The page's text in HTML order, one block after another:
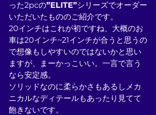
った2pcの”ELITE”シリーズでオーダー
いただいたもののご紹介です。
20インチはこれが初ですね、大概のお
車は20インチ~21インチが合うと思うの
で想像もしやすいのではないかと思い
ますが、まーかっこいい。一言で言う
なら安定感。
ソリッドなのに柔らかさもあるしメカ
ニカルなディテールもあったり見てて
飽きないです。